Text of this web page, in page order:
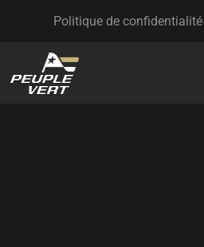
Politique de confidentialité